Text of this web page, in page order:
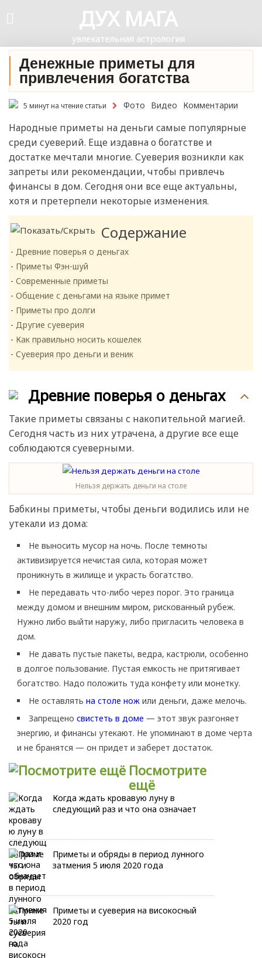
ДУХ МАГА
увлекательная астрология
Денежные приметы для
привлечения богатства
5 минут на чтение статьи Фото Видео Комментарии
Народные приметы на деньги самые популярные
среди суеверий. Еще издавна о богатстве и
достатке мечтали многие. Суеверия возникли как
запреты или рекомендации, чтобы привлечь
финансы в дом. Сегодня они все еще актуальны,
хотя и претерпели некоторые изменения.
Содержание
Древние поверья о деньгах
Приметы Фэн-шуй
Современные приметы
Общение с деньгами на языке примет
Приметы про долги
Другие суеверия
Как правильно носить кошелек
Суеверия про деньги и веник
Древние поверья о деньгах
Такие приметы связаны с накопительной магией.
Сегодня часть из них утрачена, а другие все еще
соблюдаются суеверными.
Нельзя держать деньги на столе
Бабкины приметы, чтобы деньги водились или не
утекали из дома:
Не выносить мусор на ночь. После темноты
активизируется нечистая сила, которая может
проникнуть в жилище и украсть богатство.
Не передавать что-либо через порог. Это граница
между домом и внешним миром, рискованный рубеж.
Нужно либо выйти наружу, либо пригласить человека в
дом.
Не давать пустые пакеты, ведра, кастрюли, особенно
в долгое пользование. Пустая емкость не притягивает
богатство. Надо положить туда конфету или монетку.
Не оставлять на столе нож или деньги, даже мелочь.
Запрещено свистеть в доме — этот звук разгоняет
энергию, и финансы утекают. Не упоминают в доме черта
и не бранятся — он придет и заберет достаток.
Посмотрите
ещё
Когда ждать кровавую луну в
следующий раз и что она означает
Приметы и обряды в период лунного
затмения 5 июля 2020 года
Приметы и суеверия на високосный
2020 год